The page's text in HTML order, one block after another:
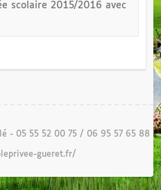
scolaire 2015/2016 avec
- 05 55 52 00 75 / 06 95 57 65 88
gueret.fr/